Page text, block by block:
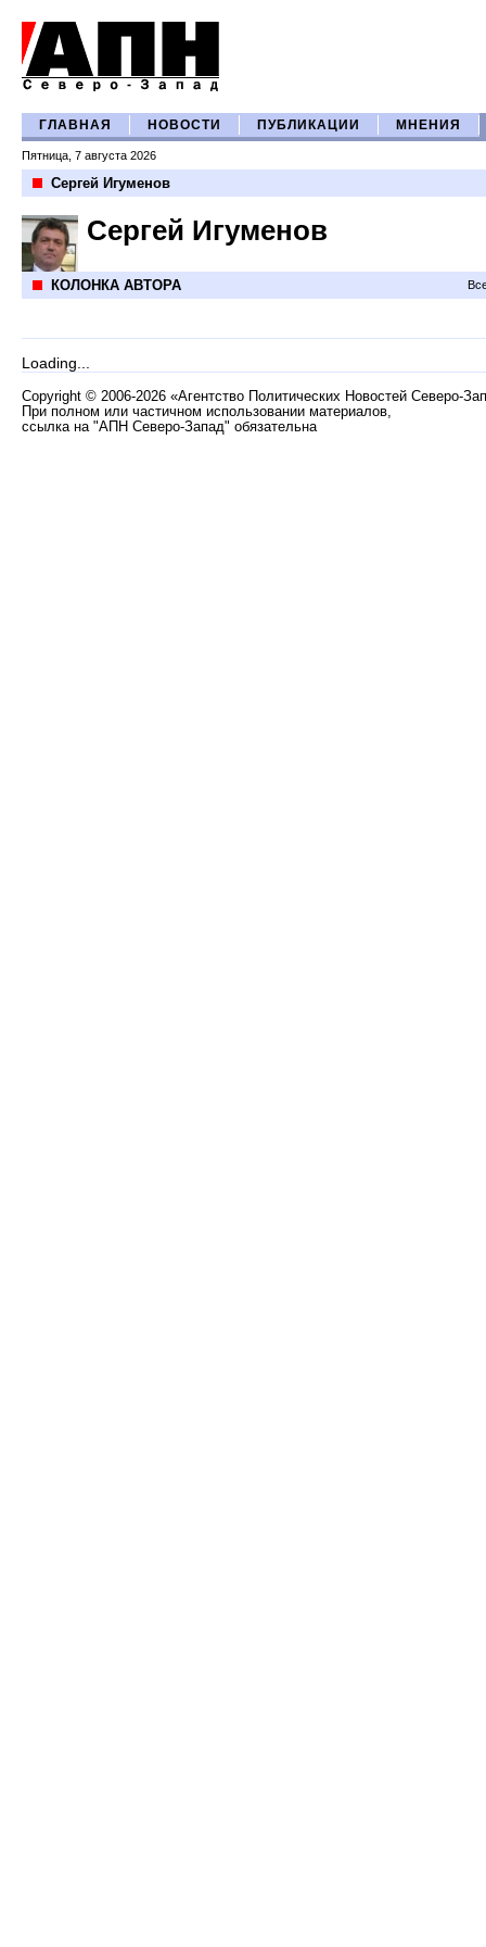
ГЛАВНАЯ НОВОСТИ ПУБЛИКАЦИИ МНЕНИЯ
Пятница, 7 августа 2026
Сергей Игуменов
Сергей Игуменов
КОЛОНКА АВТОРА
Loading...
Copyright © 2006-2026 «Агентство Политических Новостей Северо-
При полном или частичном использовании материалов,
ссылка на "АПН Северо-Запад" обязательна